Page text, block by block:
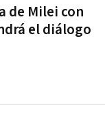
de Milei con
el diálogo